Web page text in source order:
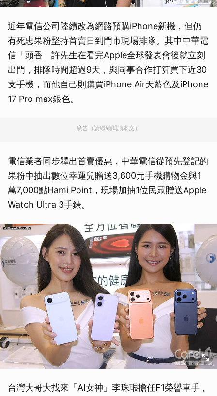
近年電信公司陸續改為網路預購iPhone新機，但仍
有死忠果粉堅持首賣日到門市現場排隊。其中中華電
信「頭香」許先生在看完Apple全球發表會後就立刻
出門，排隊時間超過9天，與同事合作打算買下近30
支手機，而他自己則購買iPhone Air天藍色及iPhone
17 Pro max銀色。
廣告（請繼續閱讀本文）
電信業者同步釋出首賣優惠，中華電信從預先登記的
果粉中抽出數位幸運兒贈送3,600元手機購物金與1
萬7,000點Hami Point，現場加抽1位民眾贈送Apple
Watch Ultra 3手錶。
台灣大哥大找來「AI女神」李珠珢擔任F1榮譽車手，